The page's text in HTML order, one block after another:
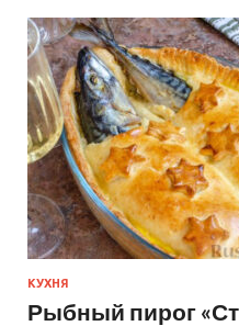
КУХНЯ
Рыбный пирог